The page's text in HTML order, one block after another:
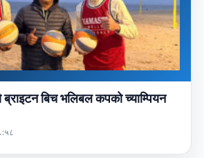
बिच भलिबल कपको च्याम्पियन